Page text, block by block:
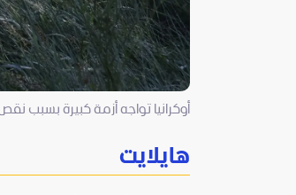
أوكرانيا تواجه أزمة كبيرة بسبب
هايلايت